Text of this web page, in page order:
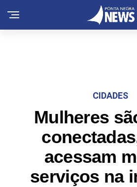
CIDADES
Mulheres
acessam
serviços na